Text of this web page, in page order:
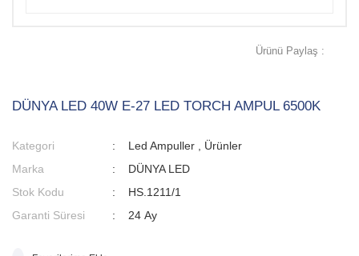
Ürünü Paylaş :
DÜNYA LED 40W E-27 LED TORCH AMPUL 6500K
Kategori Led Ampuller
Ürünler
Marka
DÜNYA LED
Stok Kodu
HS.1211/1
Garanti Süresi
24 Ay